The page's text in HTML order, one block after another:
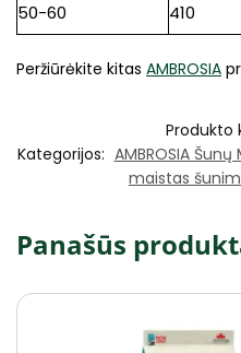
50-60
410
Peržiūrėkite kitas AMBROSIA
Produkto
Kategorijos: AMBROSIA Šunų
maistas
Panašūs